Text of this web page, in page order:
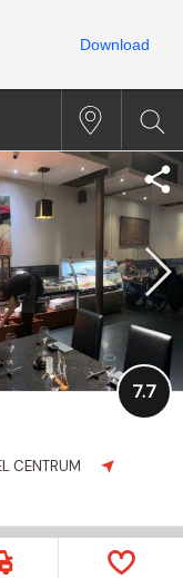
CENTRUM
7.7
Download